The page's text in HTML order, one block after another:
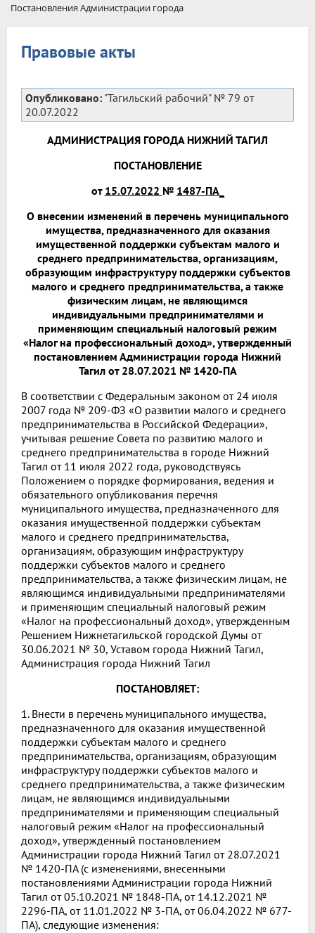
Постановления Администрации города
Правовые акты
Опубликовано: "Тагильский рабочий" № 79 от
20.07.2022
АДМИНИСТРАЦИЯ ГОРОДА НИЖНИЙ ТАГИЛ
ПОСТАНОВЛЕНИЕ
от 15.07.2022 № 1487-ПА_
О внесении изменений в перечень муниципального
имущества, предназначенного для оказания
имущественной поддержки субъектам малого и
среднего предпринимательства, организациям,
образующим инфраструктуру поддержки субъектов
малого и среднего предпринимательства, а также
физическим лицам, не являющимся
индивидуальными предпринимателями и
применяющим специальный налоговый режим
«Налог на профессиональный доход», утвержденный
постановлением Администрации города Нижний
Тагил от 28.07.2021 № 1420-ПА
В соответствии с Федеральным законом от 24 июля
2007 года № 209-ФЗ «О развитии малого и среднего
предпринимательства в Российской Федерации»,
учитывая решение Совета по развитию малого и
среднего предпринимательства в городе Нижний
Тагил от 11 июля 2022 года, руководствуясь
Положением о порядке формирования, ведения и
обязательного опубликования перечня
муниципального имущества, предназначенного для
оказания имущественной поддержки субъектам
малого и среднего предпринимательства,
организациям, образующим инфраструктуру
поддержки субъектов малого и среднего
предпринимательства, а также физическим лицам, не
являющимся индивидуальными предпринимателями
и применяющим специальный налоговый режим
«Налог на профессиональный доход», утвержденным
Решением Нижнетагильской городской Думы от
30.06.2021 № 30, Уставом города Нижний Тагил,
Администрация города Нижний Тагил
ПОСТАНОВЛЯЕТ:
1. Внести в перечень муниципального имущества,
предназначенного для оказания имущественной
поддержки субъектам малого и среднего
предпринимательства, организациям, образующим
инфраструктуру поддержки субъектов малого и
среднего предпринимательства, а также физическим
лицам, не являющимся индивидуальными
предпринимателями и применяющим специальный
налоговый режим «Налог на профессиональный
доход», утвержденный постановлением
Администрации города Нижний Тагил от 28.07.2021
№ 1420-ПА (с изменениями, внесенными
постановлениями Администрации города Нижний
Тагил от 05.10.2021 № 1848-ПА, от 14.12.2021 №
2296-ПА, от 11.01.2022 № 3-ПА, от 06.04.2022 № 677-
ПА), следующие изменения: